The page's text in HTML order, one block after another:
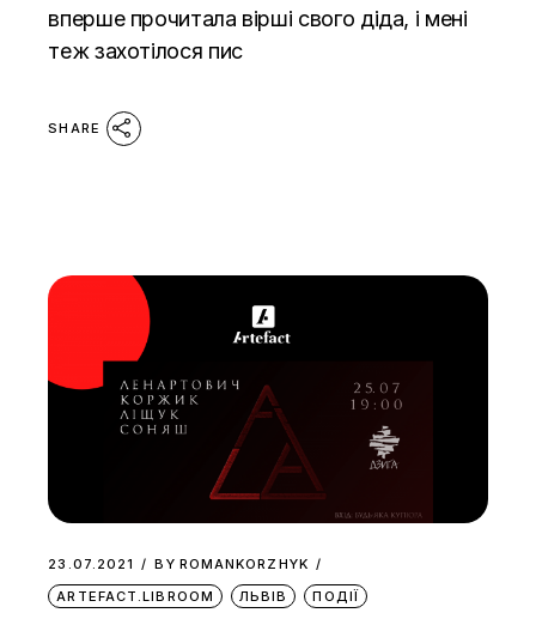
вперше прочитала вірші свого діда, і мені
теж захотілося пис
SHARE
23.07.2021 BY ROMANKORZHYK
ARTEFACT.LIBROOM
ЛЬВІВ ПОДІЇ